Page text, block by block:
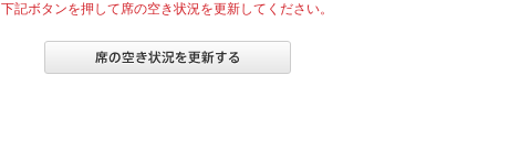
下記ボタンを押して席の空き状況を更新してください。